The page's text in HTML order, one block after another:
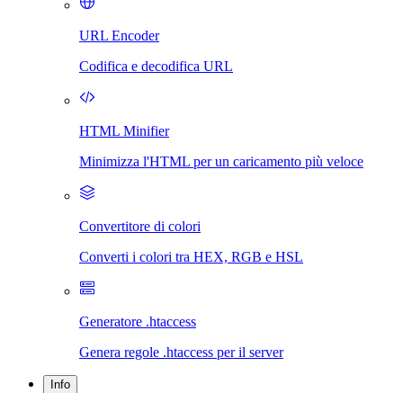
URL Encoder
Codifica e decodifica URL
HTML Minifier
Minimizza l'HTML per un caricamento più veloce
Convertitore di colori
Converti i colori tra HEX, RGB e HSL
Generatore .htaccess
Genera regole .htaccess per il server
Info